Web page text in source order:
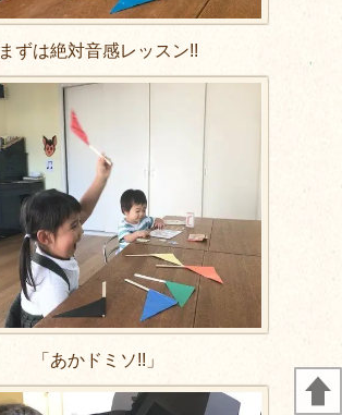
まずは絶対音感レッスン!!
「あかドミソ!!」